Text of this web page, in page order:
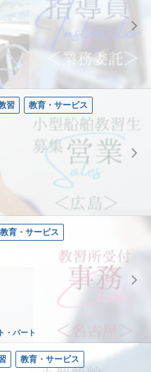
習 教育・サービス
教育・サービス
・パート
教育・サービス